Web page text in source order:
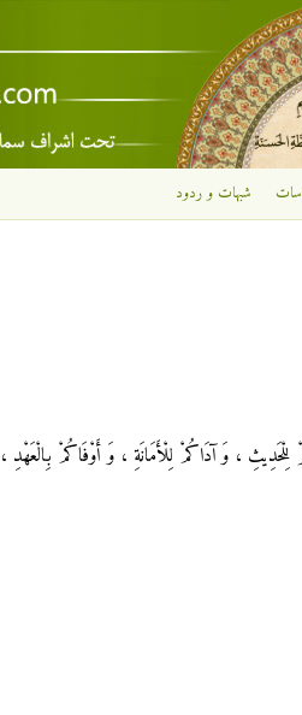
شبهات و ردود
، وَ آدَاكُمْ لِلْأَمَانَةِ ، وَ أَوْفَاكُمْ